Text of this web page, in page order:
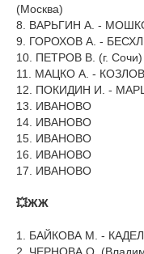
(Москва)
8. ВАРЬГИН А. -
9. ГОРОХОВ А. -
10. ПЕТРОВ В. (г.
11. МАЦКО А. - КОЗЛОВ
12. ПОКИДИН И. -
13. ИВАНОВО
14. ИВАНОВО
15. ИВАНОВО
16. ИВАНОВО
17. ИВАНОВО
💥ЖЖ
1. БАЙКОВА М. -